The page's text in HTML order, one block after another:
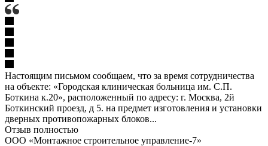
Настоящим письмом сообщаем, что за время сотрудничества
на объекте: «Городская клиническая больница им. С.П.
Боткина к.20», расположенный по адресу: г. Москва, 2й
Боткинский проезд, д 5. на предмет изготовления и установки
дверных противопожарных блоков...
Отзыв полностью
ООО «Монтажное строительное управление-7»